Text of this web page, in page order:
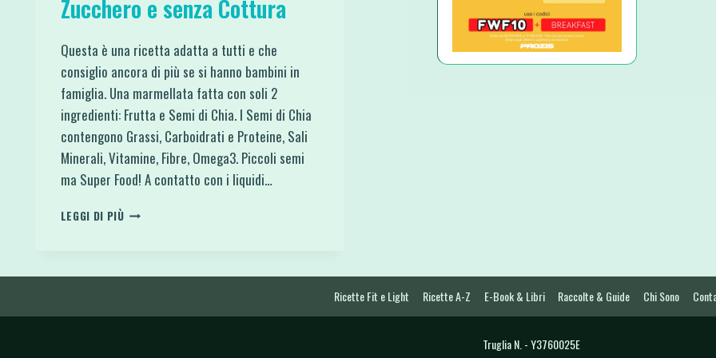
Zucchero e senza Cottura
Questa è una ricetta adatta a tutti e che
consiglio ancora di più se si hanno bambini in
famiglia. Una marmellata fatta con soli 2
ingredienti: Frutta e Semi di Chia. I Semi di Chia
contengono Grassi, Carboidrati e Proteine, Sali
Minerali, Vitamine, Fibre, Omega3. Piccoli semi
ma Super Food! A contatto con i liquidi…
LEGGI DI PIÙMARMELLATA
ZUCCHERO
Ricette Fit e Light Ricette A-Z E-Book & Libri Raccolte & Guide Chi Sono
Truglia N. - Y3760025E